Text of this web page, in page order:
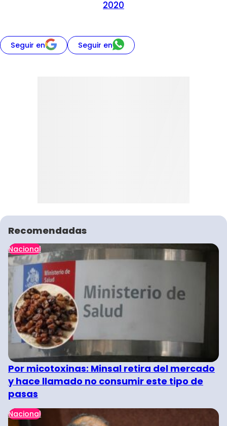
2020
Seguir en Seguir en
Recomendadas
Nacional
Por micotoxinas: Minsal retira del mercado
y hace llamado no consumir este tipo de
pasas
Nacional